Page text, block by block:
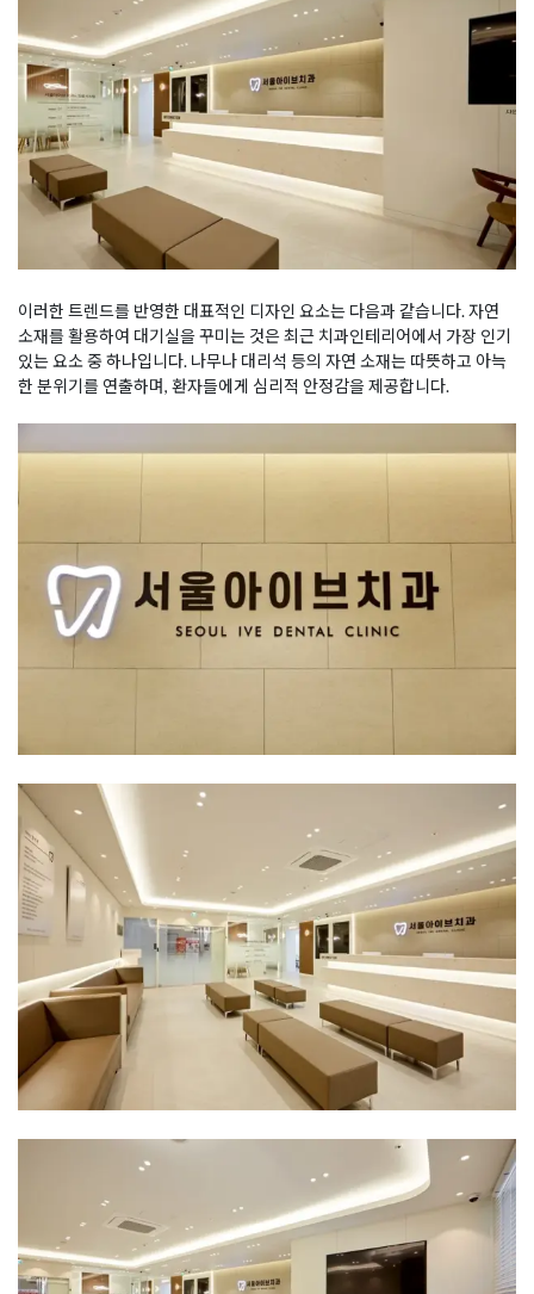
이러한 트렌드를 반영한 대표적인 디자인 요소는 다음과 같습니다. 자연
소재를 활용하여 대기실을 꾸미는 것은 최근 치과인테리어에서 가장 인기
있는 요소 중 하나입니다. 나무나 대리석 등의 자연 소재는 따뜻하고 아늑
한 분위기를 연출하며, 환자들에게 심리적 안정감을 제공합니다.